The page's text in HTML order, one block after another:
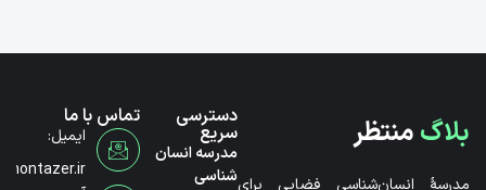
بلاگمنتظر دسترسی
سریع
مدرسه انسان
شناسی
تماس با ما
ایمیل: